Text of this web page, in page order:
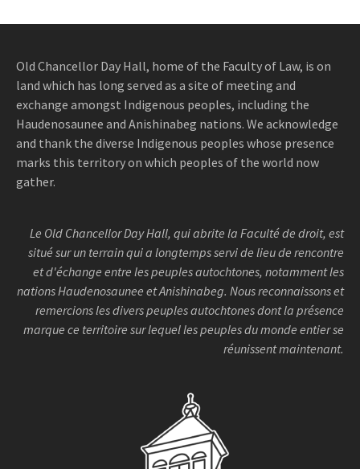
Old Chancellor Day Hall, home of the Faculty of Law, is on
land which has long served as a site of meeting and
exchange amongst Indigenous peoples, including the
Haudenosaunee and Anishinabeg nations. We acknowledge
and thank the diverse Indigenous peoples whose presence
marks this territory on which peoples of the world now
gather.
Le Old Chancellor Day Hall, qui abrite la Faculté de droit, est
situé sur un terrain qui a longtemps servi de lieu de rencontre
et d'échange entre les peuples autochtones, notamment les
nations Haudenosaunee et Anishinabeg. Nous reconnaissons et
remercions les divers peuples autochtones dont la présence
marque ce territoire sur lequel les peuples du monde entier se
réunissent maintenant.